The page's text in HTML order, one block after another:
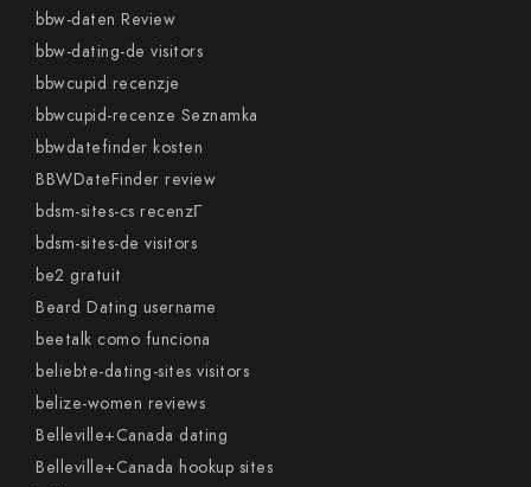
bbw-daten Review
bbw-dating-de visitors
bbwcupid recenzje
bbwcupid-recenze Seznamka
bbwdatefinder kosten
BBWDateFinder review
bdsm-sites-cs recenzГ­
bdsm-sites-de visitors
be2 gratuit
Beard Dating username
beetalk como funciona
beliebte-dating-sites visitors
belize-women reviews
Belleville+Canada dating
Belleville+Canada hookup sites